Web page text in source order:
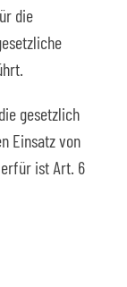
die
gesetzlich
Einsatz von
ist Art. 6